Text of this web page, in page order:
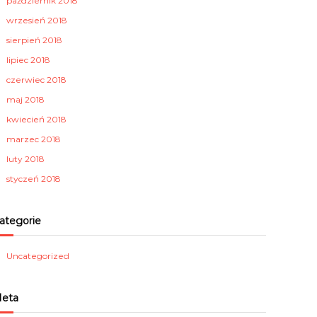
wrzesień 2018
sierpień 2018
lipiec 2018
czerwiec 2018
maj 2018
kwiecień 2018
marzec 2018
luty 2018
styczeń 2018
Uncategorized